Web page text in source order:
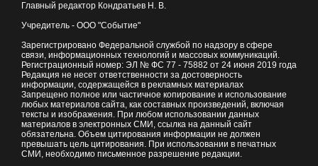
Главный редактор Кондратьев Н. В.
Учредитель - ООО "Событие"
Зарегистрировано Федеральной службой по надзору в сфере
связи, информационных технологий и массовых коммуникаций.
Регистрационный номер: ЭЛ № ФС 77 - 75882 от 24 июня 2019 года
Редакция не несет ответственности за достоверность
информации, содержащейся в рекламных материалах
Запрещено полное или частичное копирование и использование
любых материалов сайта, как составных произведений, включая
тексты и изображения. При любом использовании данных
материалов в электронных СМИ, ссылка на данный сайт
обязательна. Объем цитирования информации не должен
превышать цель цитирования. При использовании в печатных
СМИ, необходимо письменное разрешение редакции.